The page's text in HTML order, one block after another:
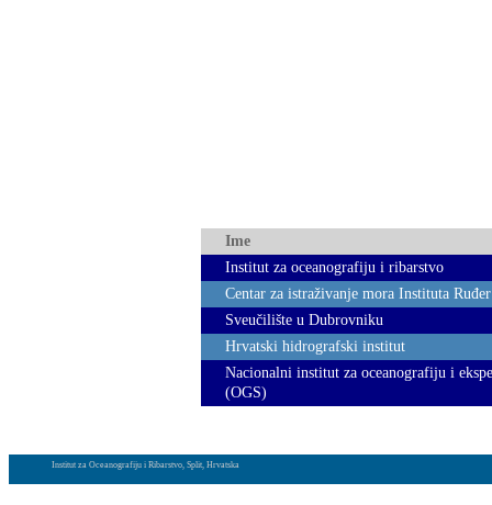
Ime
Institut za oceanografiju i ribarstvo
Centar za istraživanje mora Instituta
Sveučilište u Dubrovniku
Hrvatski hidrografski institut
Nacionalni institut za oceanografiju i
(OGS)
Institut za Oceanografiju i Ribarstvo, Split, Hrvatska